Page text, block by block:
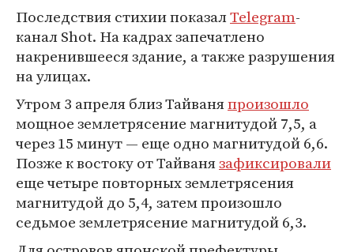
Последствия стихии показалTelegram-
канал Shot. На кадрах запечатлено
накренившееся здание, а также разрушения
на улицах.
Утром 3 апреля близ Тайваняпроизошло
мощное землетрясение магнитудой 7,5, а
через 15 минут — еще одно магнитудой 6,6.
Позже к востоку от Тайванязафиксировали
еще четыре повторных землетрясения
магнитудой до 5,4, затем произошло
седьмое землетрясение магнитудой 6,3.